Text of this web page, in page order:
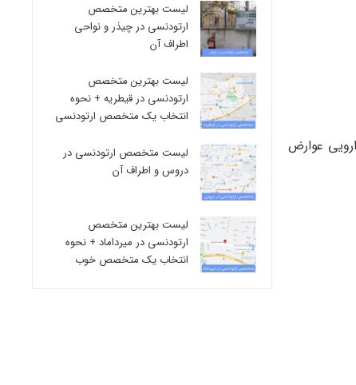
عوارض
لیست بهترین متخصص
ارتودنسی در چیذر و نواحی
اطراف آن
لیست بهترین متخصص
ارتودنسی در قیطریه + نحوه
انتخاب یک متخصص ارتودنسی
لیست متخصص ارتودنسی در
دروس و اطراف آن
لیست بهترین متخصص
ارتودنسی در میرداماد + نحوه
انتخاب یک متخصص خوب